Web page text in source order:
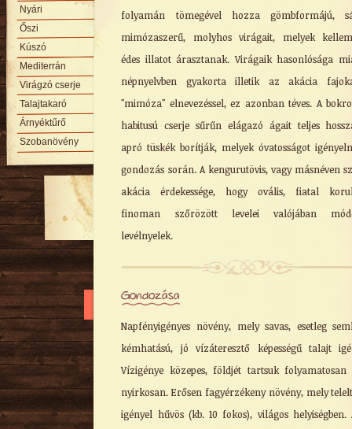
folyamán tömegével hozza gömbformájú,
mimózaszerű, molyhos virágait, melyek
édes illatot árasztanak. Virágaik hasonlósága
népnyelvben gyakorta illetik az akácia
"mimóza" elnevezéssel, ez azonban téves. A
habitusú cserje sűrűn elágazó ágait teljes
apró tüskék borítják, melyek óvatosságot
gondozás során. A kengurutövis, vagy másnéven
akácia érdekessége, hogy ovális, fiatal
finoman szőrözött levelei valójában
levélnyelek.
Gondozása
Napfényigényes növény, mely savas, esetleg
kémhatású, jó vízáteresztő képességű talajt
Vízigénye közepes, földjét tartsuk folyamatosan
nyirkosan. Erősen fagyérzékeny növény, mely
igényel hűvös (kb. 10 fokos), világos helyiségben.
Nyári
Őszi
Kúszó
Mediterrán
Virágzó cserje
Talajtakaró
Árnyéktűrő
Szobanövény